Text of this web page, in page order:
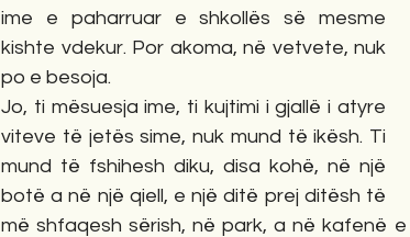
ime e paharruar e shkollës së mesme
kishte vdekur. Por akoma, në vetvete, nuk
po e besoja.
Jo, ti mësuesja ime, ti kujtimi i gjallë i atyre
viteve të jetës sime, nuk mund të ikësh. Ti
mund të fshihesh diku, disa kohë, në një
botë a në një qiell, e një ditë prej ditësh të
më shfaqesh sërish, në park, a në kafenë